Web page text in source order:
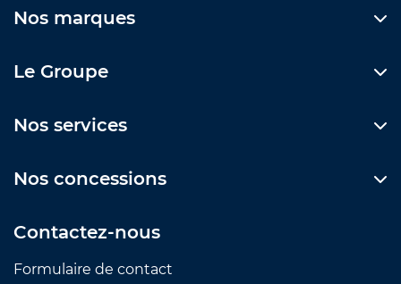
Nos marques
Le Groupe
Nos services
Nos concessions
Contactez-nous
Formulaire de contact